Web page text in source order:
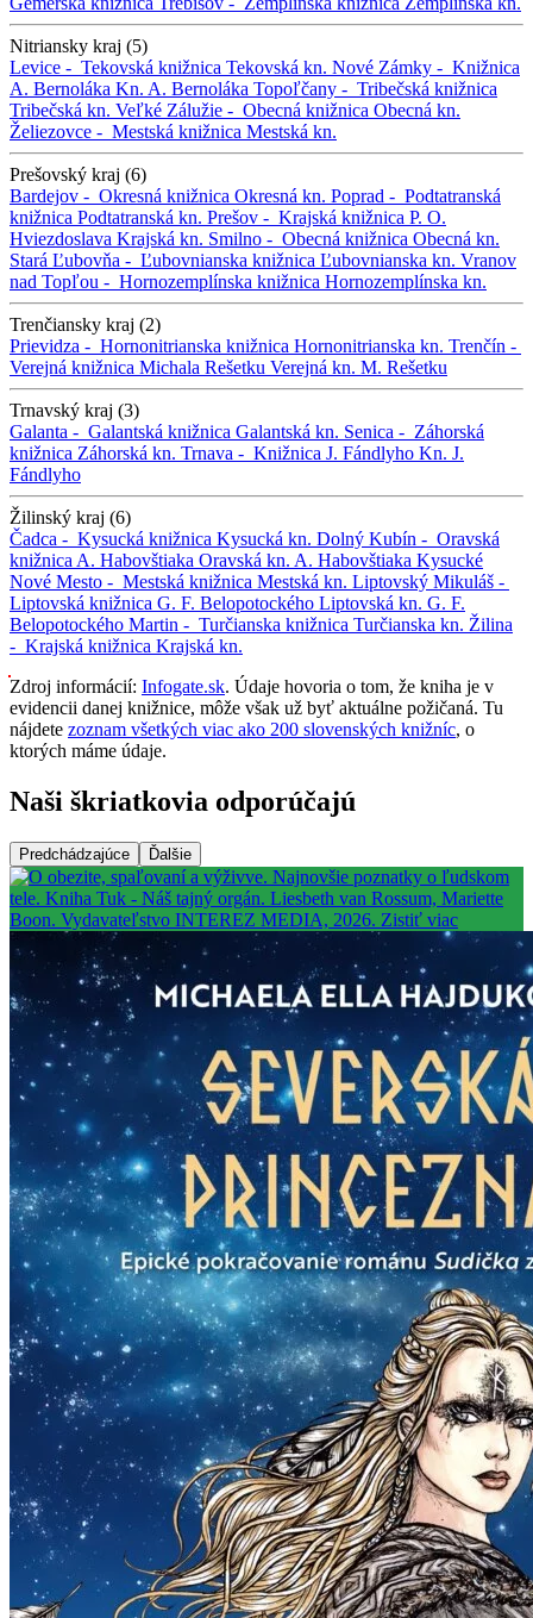
Nitriansky kraj (5)
Levice - Tekovská knižnica Tekovská kn. Nové Zámky - Knižnica
A. Bernoláka Kn. A. Bernoláka Topoľčany - Tribečská knižnica
Tribečská kn. Veľké Zálužie - Obecná knižnica Obecná kn.
Želiezovce - Mestská knižnica Mestská kn.
Prešovský kraj (6)
Bardejov - Okresná knižnica Okresná kn. Poprad - Podtatranská
knižnica Podtatranská kn. Prešov - Krajská knižnica P. O.
Hviezdoslava Krajská kn. Smilno - Obecná knižnica Obecná kn.
Stará Ľubovňa - Ľubovnianska knižnica Ľubovnianska kn. Vranov
nad Topľou - Hornozemplínska knižnica Hornozemplínska kn.
Trenčiansky kraj (2)
Prievidza - Hornonitrianska knižnica Hornonitrianska kn. Trenčín -
Verejná knižnica Michala Rešetku Verejná kn. M. Rešetku
Trnavský kraj (3)
Galanta - Galantská knižnica Galantská kn. Senica - Záhorská
knižnica Záhorská kn. Trnava - Knižnica J. Fándlyho Kn. J.
Fándlyho
Žilinský kraj (6)
Čadca - Kysucká knižnica Kysucká kn. Dolný Kubín - Oravská
knižnica A. Habovštiaka Oravská kn. A. Habovštiaka Kysucké
Nové Mesto - Mestská knižnica Mestská kn. Liptovský Mikuláš -
Liptovská knižnica G. F. Belopotockého Liptovská kn. G. F.
Belopotockého Martin - Turčianska knižnica Turčianska kn. Žilina
- Krajská knižnica Krajská kn.
Zdroj informácií: Infogate.sk. Údaje hovoria o tom, že kniha je v
evidencii danej knižnice, môže však už byť aktuálne požičaná. Tu
nájdete zoznam všetkých viac ako 200 slovenských knižníc, o
ktorých máme údaje.
Naši škriatkovia odporúčajú
Predchádzajúce Ďalšie